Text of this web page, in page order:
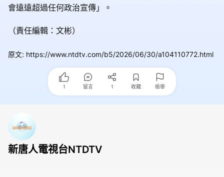
會遠遠超過任何政治宣傳」。
（責任編輯：文彬）
原文: https://www.ntdtv.com/b5/2026/06/30/a104110772.html
1 留言 1 收藏 檢舉
新唐人電視台NTDTV